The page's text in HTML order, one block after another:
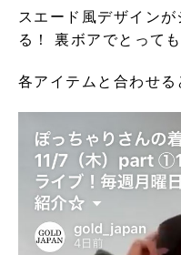
スエード風デザイン
る！ 裏ボアでとって
各アイテムと合わせる